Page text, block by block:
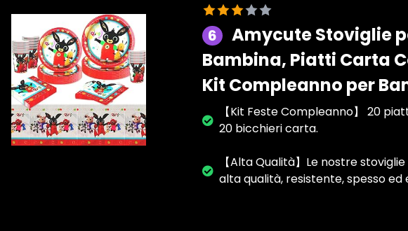
6
Amycute Stoviglie
Bambina, Piatti Carta
Kit Compleanno per
【Kit Feste Compleanno】 20
20 bicchieri carta.
【Alta Qualità】Le nostre
alta qualità, resistente, spesso